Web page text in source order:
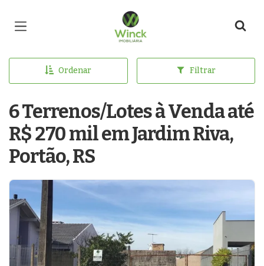
Página inicial
Ordenar Filtrar
6 Terrenos/Lotes à Venda até
R$ 270 mil em Jardim Riva,
Portão, RS